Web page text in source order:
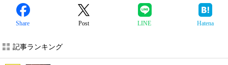
Share Post LINE Hatena
記事ランキング